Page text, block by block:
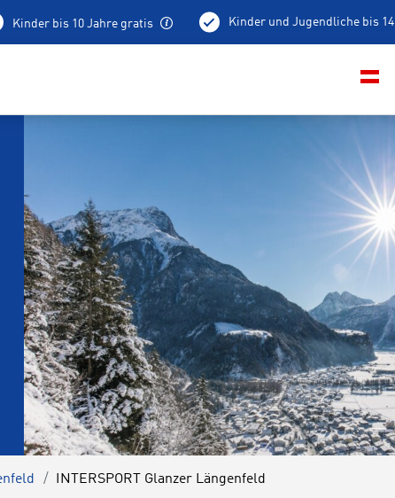
Kinder bis 10 Jahre gratis Kinder und Jugendliche bis
INTERSPORT Glanzer Längenfeld